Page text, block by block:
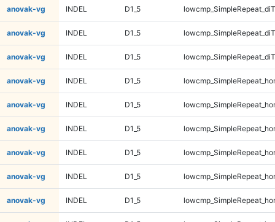
anovak-vg INDEL D1_5
anovak-vg INDEL D1_5
anovak-vg INDEL D1_5
anovak-vg INDEL D1_5
anovak-vg INDEL D1_5
anovak-vg INDEL D1_5
anovak-vg INDEL D1_5
anovak-vg INDEL D1_5
anovak-vg INDEL D1_5